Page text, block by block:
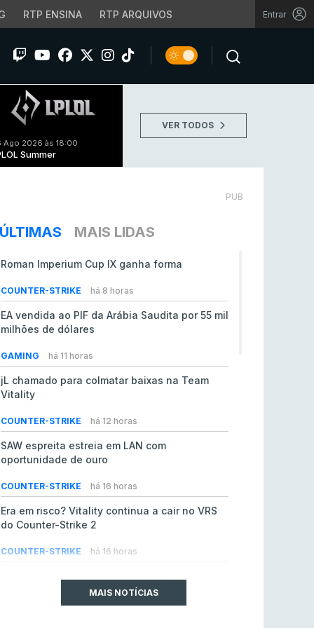
RTP ENSINA RTP ARQUIVOS Entrar
Ago 2026 às 18:00
Summer
VER TODOS
PUB
ÚLTIMAS MAIS LIDAS
Roman Imperium Cup IX ganha forma
COUNTER-STRIKE há 8 horas
EA vendida ao PIF da Arábia Saudita por 55 mil
milhões de dólares
GAMING há 11 horas
jL chamado para colmatar baixas na Team
Vitality
COUNTER-STRIKE há 12 horas
SAW espreita estreia em LAN com
oportunidade de ouro
COUNTER-STRIKE há 16 horas
Era em risco? Vitality continua a cair no VRS
do Counter-Strike 2
COUNTER-STRIKE há 16 horas
comunitários de League of Legends
MAIS NOTÍCIAS